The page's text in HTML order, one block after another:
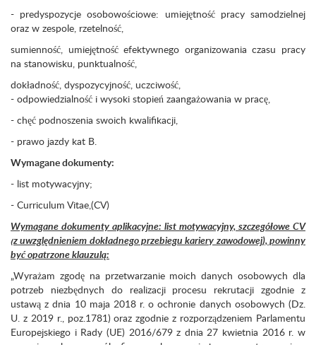
- predyspozycje osobowościowe: umiejętność pracy samodzielnej
oraz w zespole, rzetelność,
sumienność, umiejętność efektywnego organizowania czasu pracy
na stanowisku, punktualność,
dokładność, dyspozycyjność, uczciwość,
- odpowiedzialność i wysoki stopień zaangażowania w pracę,
- chęć podnoszenia swoich kwalifikacji,
- prawo jazdy kat B.
Wymagane dokumenty:
- list motywacyjny;
- Curriculum Vitae,(CV)
Wymagane dokumenty aplikacyjne: list motywacyjny, szczegółowe CV
(z uwzględnieniem dokładnego przebiegu kariery zawodowej), powinny
być opatrzone klauzulą:
„Wyrażam zgodę na przetwarzanie moich danych osobowych dla
potrzeb niezbędnych do realizacji procesu rekrutacji zgodnie z
ustawą z dnia 10 maja 2018 r. o ochronie danych osobowych (Dz.
U. z 2019 r., poz.1781) oraz zgodnie z rozporządzeniem Parlamentu
Europejskiego i Rady (UE) 2016/679 z dnia 27 kwietnia 2016 r. w